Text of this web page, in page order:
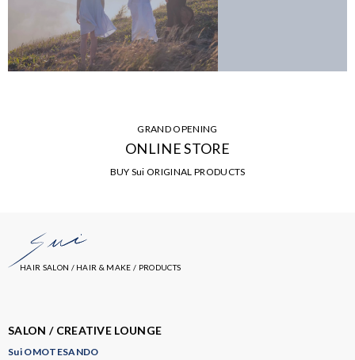
GRAND OPENING
ONLINE STORE
BUY Sui ORIGINAL PRODUCTS
HAIR SALON / HAIR & MAKE / PRODUCTS
SALON / CREATIVE LOUNGE
Sui OMOTESANDO